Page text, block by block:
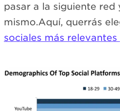
pasar a la siguiente red
mismo.Aquí, querrás
sociales más